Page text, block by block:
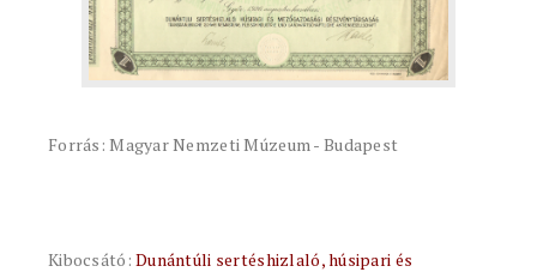
Forrás: Magyar Nemzeti Múzeum - Budapest
Kibocsátó:Dunántúli sertéshizlaló, húsipari és